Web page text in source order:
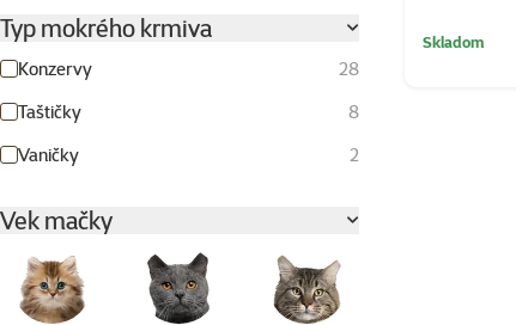
Typ mokrého krmiva
Konzervy
28
Taštičky
8
Vaničky
2
Vek mačky
Skladom